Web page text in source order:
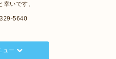
幸いです。
5640
ュー